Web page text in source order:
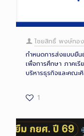
ไชยสิทธิ์ พงษ์ทอ
กำหนดการส่งแบบยืน
เพื่อการศึกษา ภาคเ
บริหารธุรกิจและคณะ
1